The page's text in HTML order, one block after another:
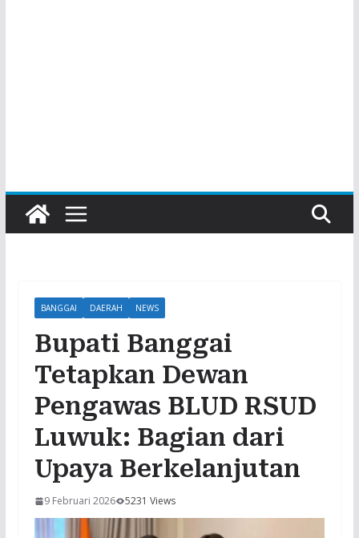
BANGGAI DAERAH NEWS
Bupati Banggai
Tetapkan Dewan
Pengawas BLUD RSUD
Luwuk: Bagian dari
Upaya Berkelanjutan
9 Februari 2026 5231 Views